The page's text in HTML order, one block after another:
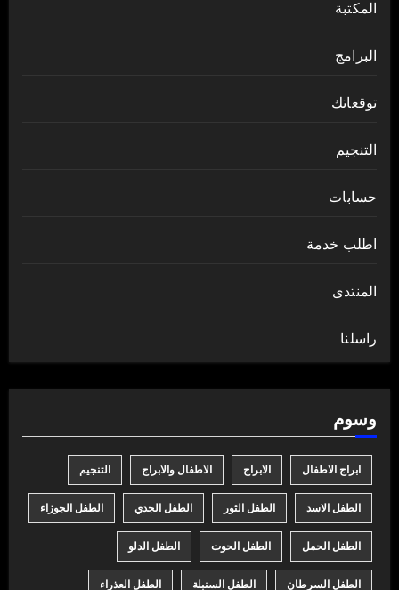
المكتبة
البرامج
توقعاتك
التنجيم
حسابات
اطلب خدمة
المنتدى
راسلنا
وسوم
ابراج الاطفال الابراج الاطفال والابراج التنجيم
الطفل الاسد الطفل الثور الطفل الجدي الطفل الجوزاء
الطفل الحمل الطفل الحوت الطفل الدلو
الطفل السرطان الطفل السنبلة الطفل العذراء